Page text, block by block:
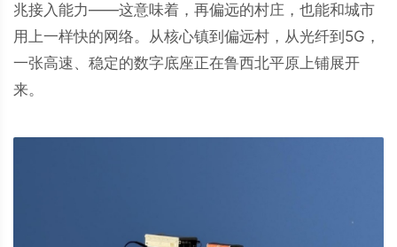
兆接入能力——这意味着，再偏远的村庄，也能和城市
用上一样快的网络。从核心镇到偏远村，从光纤到5G，
一张高速、稳定的数字底座正在鲁西北平原上铺展开
来。